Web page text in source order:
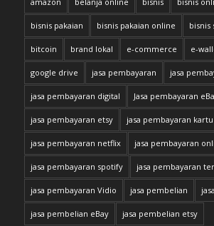
bisnis pakaian bisnis pakaian online bisnis
bitcoin brand lokal e-commerce e-
google drive jasa pembayaran jasa
jasa pembayaran digital Jasa pembayaran
jasa pembayaran etsy jasa pembayaran
jasa pembayaran netflix jasa pembayaran
jasa pembayaran spotify jasa pembayaran
jasa pembayaran Vidio jasa pembelian
jasa pembelian eBay jasa pembelian etsy